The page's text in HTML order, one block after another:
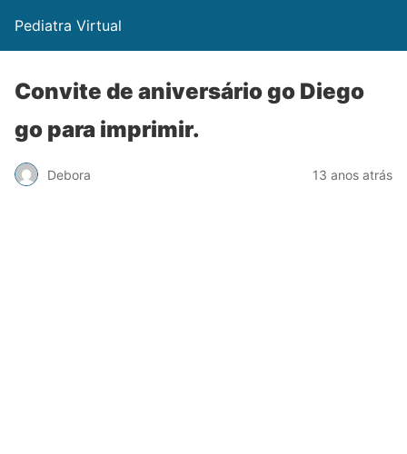
Pediatra Virtual
Convite de aniversário go Diego
go para imprimir.
Debora 13 anos atrás